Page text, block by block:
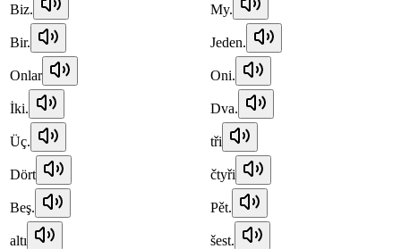
Biz. My.
Bir. Jeden.
Onlar Oni.
İki. Dva.
Üç. tři
Dört čtyři
Beş. Pět.
altı šest.